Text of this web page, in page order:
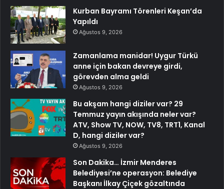
Kurban Bayramı Törenleri Keşan’da
Yapıldı
Ağustos 9, 2026
Zamanlama manidar! Uygur Türkü
anne için bakan devreye girdi,
görevden alma geldi
Ağustos 9, 2026
Bu akşam hangi diziler var? 29
Temmuz yayın akışında neler var?
ATV, Show TV, NOW, TV8, TRT1, Kanal
D, hangi diziler var?
Ağustos 9, 2026
Son Dakika… İzmir Menderes
Belediyesi’ne operasyon: Belediye
Başkanı İlkay Çiçek gözaltında